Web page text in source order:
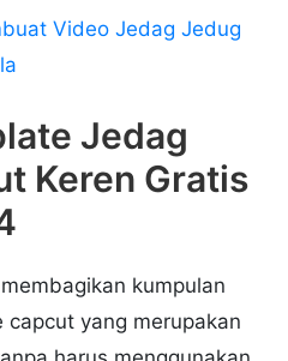
Video Jedag Jedug
Jedag
Keren Gratis
kumpulan
yang merupakan